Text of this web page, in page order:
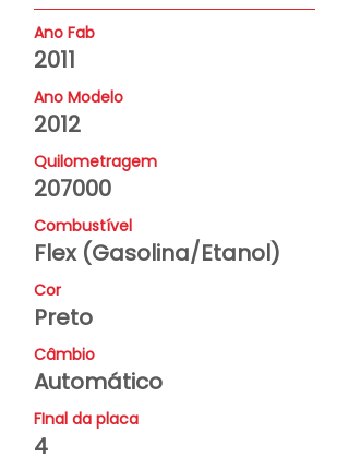
Ano Fab
2011
Ano Modelo
2012
Quilometragem
207000
Combustível
Flex (Gasolina/Etanol)
Cor
Preto
Câmbio
Automático
FInal da placa
4